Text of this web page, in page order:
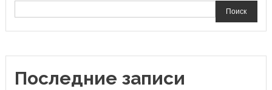
Поиск
Последние записи